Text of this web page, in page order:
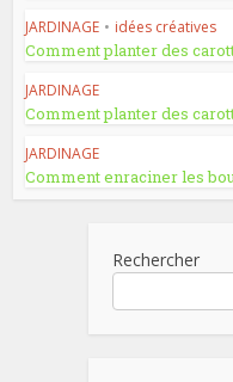
JARDINAGE • idées créatives
Comment planter des
JARDINAGE
Comment planter des
JARDINAGE
Comment enraciner les
Rechercher